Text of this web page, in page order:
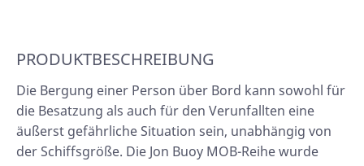
PRODUKTBESCHREIBUNG
Die Bergung einer Person über Bord kann sowohl für
die Besatzung als auch für den Verunfallten eine
äußerst gefährliche Situation sein, unabhängig von
der Schiffsgröße. Die Jon Buoy MOB-Reihe wurde